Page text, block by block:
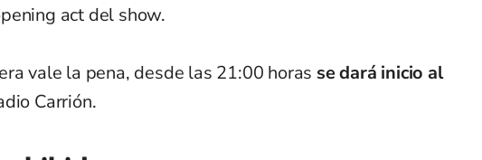
act del show.
vale la pena, desde las 21:00 horas se dará inicio al
Carrión.